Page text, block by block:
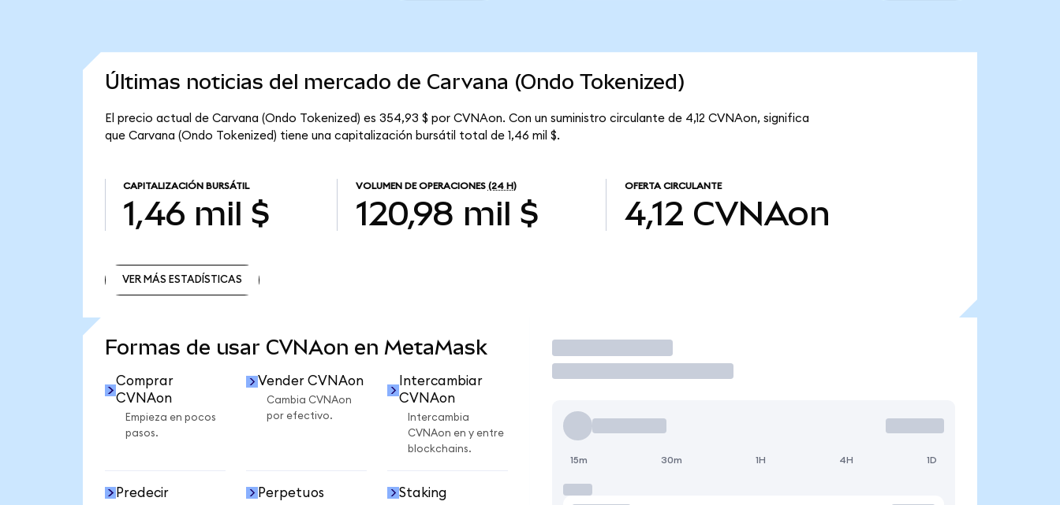
Últimas noticias del mercado de Carvana (Ondo Tokenized)
El precio actual de Carvana (Ondo Tokenized) es 354,93 $ por CVNAon. Con un suministro circulante de 4,12 CVNAon, significa
que Carvana (Ondo Tokenized) tiene una capitalización bursátil total de 1,46 mil $.
CAPITALIZACIÓN BURSÁTIL
1,46 mil $
VOLUMEN DE OPERACIONES (24 H)
120,98 mil $
OFERTA CIRCULANTE
4,12 CVNAon
VER MÁS ESTADÍSTICAS
Formas de usar CVNAon en MetaMask
Comprar
CVNAon
Empieza en pocos
pasos.
Vender CVNAon
Cambia CVNAon
por efectivo.
Intercambiar
CVNAon
Intercambia
CVNAon en y entre
blockchains.
Predecir Perpetuos Staking
Operar
15m 30m 1H 4H 1D